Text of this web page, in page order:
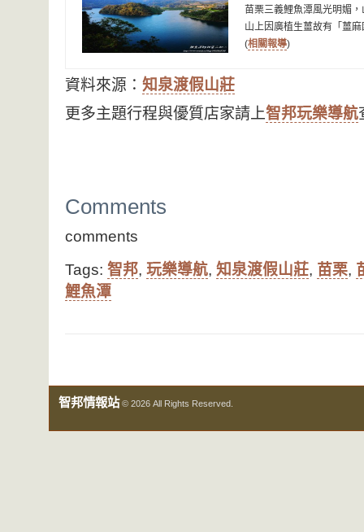
苗栗三義鯉魚潭風光明媚
山上因廣植生薑故有「薑
(相關報導)
資料來源： 知泉渡假山莊
更多主題行程與優質店家請上智邦玩樂導航
Comments
comments
Tags: 智邦, 玩樂導航, 知泉渡假山莊, 苗栗,
鯉魚潭
智邦情報站© 2026 All Rights Reserved.